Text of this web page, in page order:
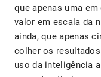
que apenas uma
valor em escala da
ainda, que apenas
colher os
uso da inteligência